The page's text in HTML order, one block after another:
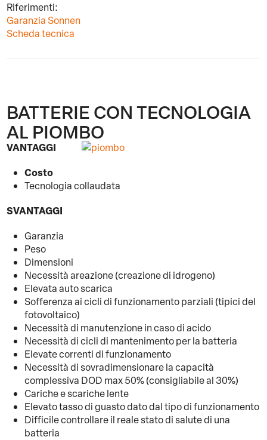
Riferimenti:
Garanzia Sonnen
Scheda tecnica
BATTERIE CON TECNOLOGIA
AL PIOMBO
VANTAGGI
Costo
Tecnologia collaudata
SVANTAGGI
Garanzia
Peso
Dimensioni
Necessità areazione (creazione di idrogeno)
Elevata auto scarica
Sofferenza ai cicli di funzionamento parziali (tipici del
fotovoltaico)
Necessità di manutenzione in caso di acido
Necessità di cicli di mantenimento per la batteria
Elevate correnti di funzionamento
Necessità di sovradimensionare la capacità
complessiva DOD max 50% (consigliabile al 30%)
Cariche e scariche lente
Elevato tasso di guasto dato dal tipo di funzionamento
Difficile controllare il reale stato di salute di una
batteria